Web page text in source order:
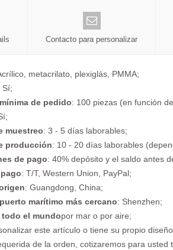
Contacto para personalizar
metacrilato, plexiglás, PMMA;
Sí;
de pedido: 100 piezas (en función
muestreo: 3 - 5 días laborables;
producción: 10 - 20 días laborables
de pago: 40% depósito y el saldo antes
: T/T, Western Union, PayPal;
: Guangdong, China;
marítimo más cercano: Shenzhen;
todo el mundopor mar o por aire;
este artículo o tiene su propio
de la orden, cotizaremos para usted